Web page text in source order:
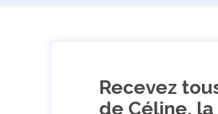
Recevez
de Céline, la